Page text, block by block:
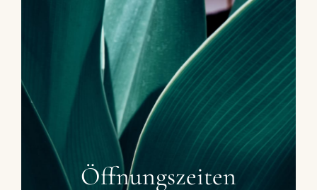
Restaurant
Ferienhaus
Jetzt
buchen
Öffnungszeiten